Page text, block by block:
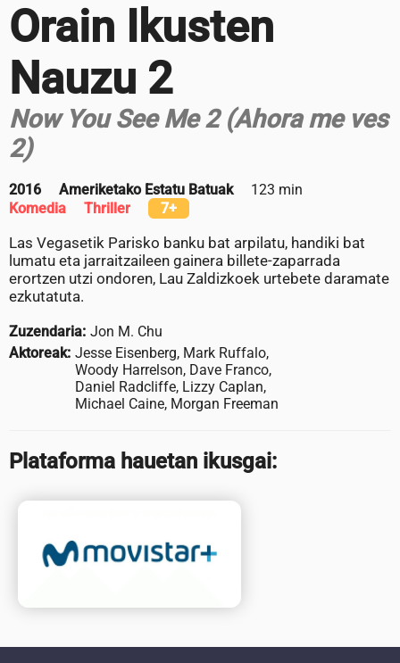
Orain Ikusten
Nauzu 2
Now You See Me 2 (Ahora me ves
2)
2016 Ameriketako Estatu Batuak
123 min
Komedia
Thriller 7+
Las Vegasetik Parisko banku bat arpilatu, handiki bat
lumatu eta jarraitzaileen gainera billete-zaparrada
erortzen utzi ondoren, Lau Zaldizkoek urtebete daramate
ezkutatuta.
Zuzendaria: Jon M. Chu
Aktoreak: Jesse Eisenberg, Mark Ruffalo,
Woody Harrelson, Dave Franco,
Daniel Radcliffe, Lizzy Caplan,
Michael Caine, Morgan Freeman
Plataforma hauetan ikusgai: